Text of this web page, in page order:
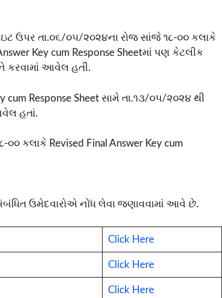
ઉપર તા.૦૬/૦૫/૨૦૨૪ના રોજ સાંજે ૧૮-૦૦ કલાકે
Key cum Response Sheetમાં પણ કેટલીક
કરવામાં આવેલ હતી.
Response Sheet સામે તા.૧૩/૦૫/૨૦૨૪ થી
હતાં.
કલાકે Revised Final Answer Key cum
ઉમેદવારોએ નોંધ લેવા જણાવવામાં આવે છે.
Click Here
Click Here
Click Here